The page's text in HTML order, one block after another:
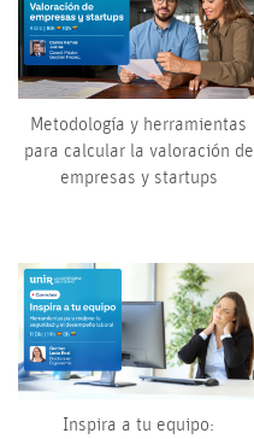
Metodología y herramientas
para calcular la valoración de
empresas y startups
Inspira a tu equipo: